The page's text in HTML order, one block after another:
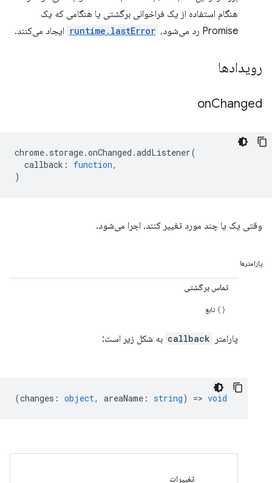
هنگام استفاده از یک فراخوانی برگشتی یا هنگامی که یک
Promise رد می‌شود،
runtime.lastError ایجاد می‌کنند.
رویدادها
onChanged
chrome. storage.onChanged .addListener(
callback : function,
)
وقتی یک یا چند مورد تغییر کنند، اجرا می‌شود.
پارامترها
تماس برگشتی
تابع
پارامتر callback به شکل زیر است:
(changes : object, areaName : string) => void
تغییرات